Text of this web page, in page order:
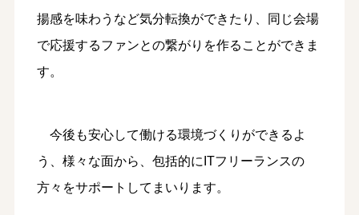
揚感を味わうなど気分転換ができたり、同じ会場
で応援するファンとの繋がりを作ることができま
す。
今後も安心して働ける環境づくりができるよ
う、様々な面から、包括的にITフリーランスの
方々をサポートしてまいります。